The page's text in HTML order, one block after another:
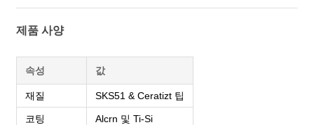
제품 사양
속성 값
재질 SKS51 & Ceratizt 팁
코팅 Alcrn 및 Ti-Si